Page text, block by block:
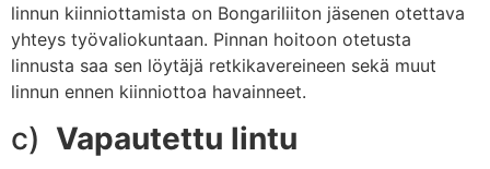
linnun kiinniottamista on Bongariliiton jäsenen otettava
yhteys työvaliokuntaan. Pinnan hoitoon otetusta
linnusta saa sen löytäjä retkikavereineen sekä muut
linnun ennen kiinniottoa havainneet.
c) Vapautettu lintu